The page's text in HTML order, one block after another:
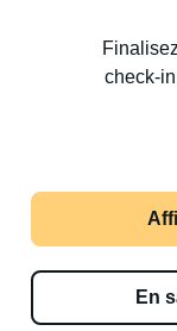
check-
En